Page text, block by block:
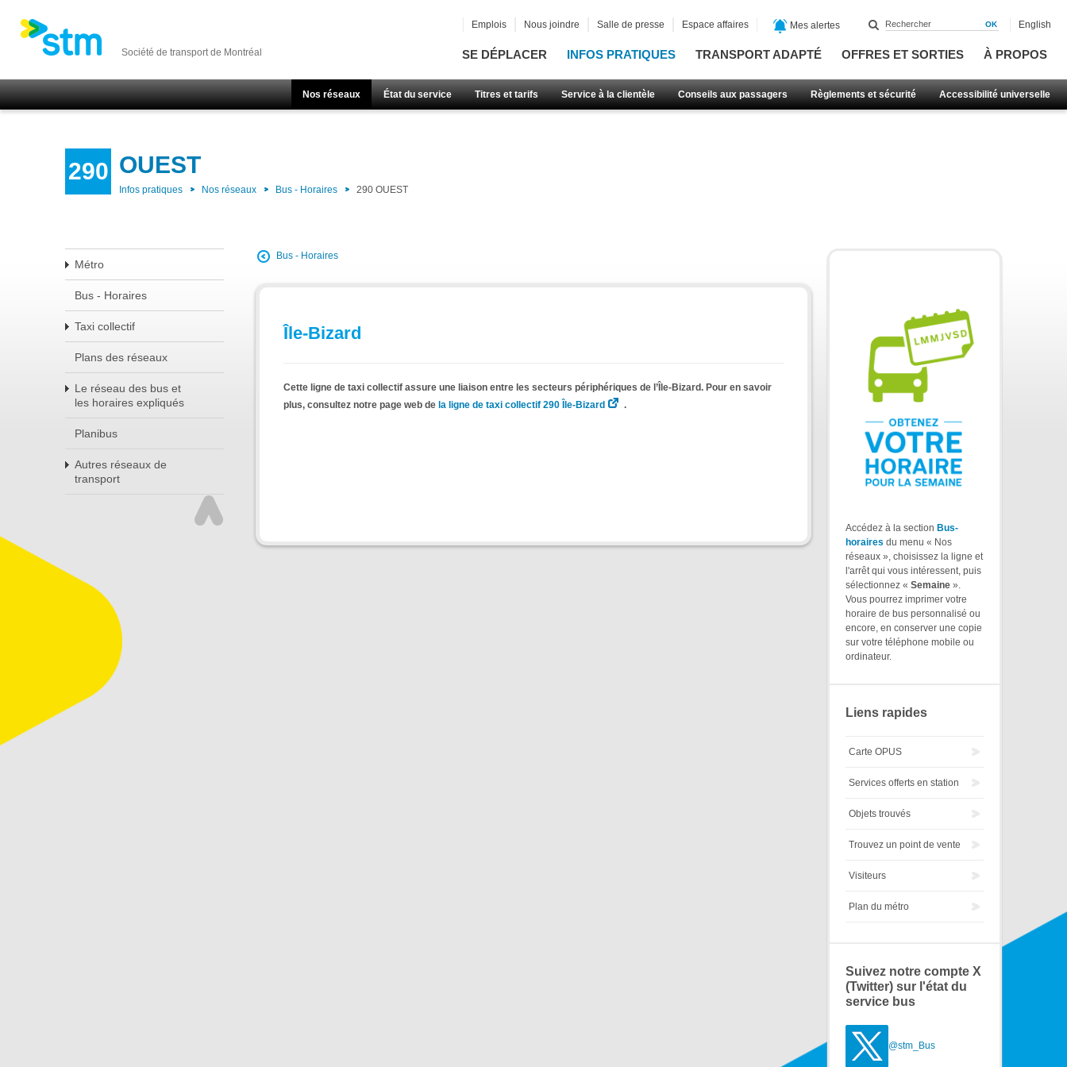
Société de transport de Montréal SE DÉPLACER INFOS PRATIQUES TRANSPORT ADAPTÉ OFFRES ET SORTIES À PROPOS
Nos réseaux État du service Titres et tarifs Service à la clientèle Conseils aux passagers Règlements et sécurité Accessibilité universelle
Emplois Nous joindre Salle de presse Espace affaires Mes alertes English
290 OUEST
Infos pratiques Nos réseaux Bus - Horaires 290 OUEST
Métro
Bus - Horaires
Taxi collectif
Plans des réseaux
Le réseau des bus et
les horaires expliqués
Planibus
Autres réseaux de
transport
Bus - Horaires
Île-Bizard
Cette ligne de taxi collectif assure une liaison entre les secteurs périphériques de l’Île-Bizard. Pour en savoir
plus, consultez notre page web de la ligne de taxi collectif 290 Île-Bizard .
Accédez à la section Bus-
horaires du menu « Nos
réseaux », choisissez la ligne et
l'arrêt qui vous intéressent, puis
sélectionnez « Semaine ».
Vous pourrez imprimer votre
horaire de bus personnalisé ou
encore, en conserver une copie
sur votre téléphone mobile ou
ordinateur.
Liens rapides
Carte OPUS
Services offerts en station
Objets trouvés
Trouvez un point de vente
Visiteurs
Plan du métro
Suivez notre compte X
(Twitter) sur l'état du
service bus
@stm_Bus